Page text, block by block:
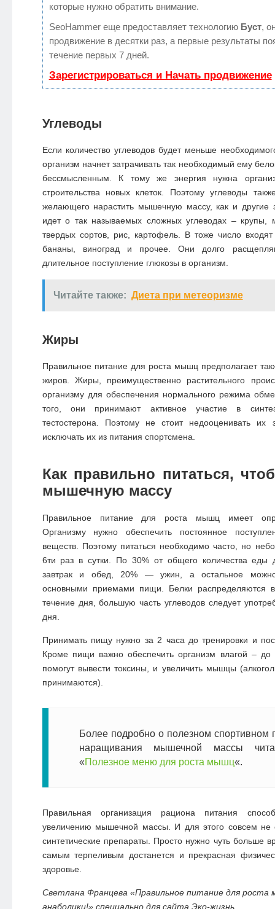
которые нужно обратить внимание.
SeoHammer еще предоставляет технологию Буст,
продвижение в десятки раз, а первые результаты
течение первых 7 дней.
Зарегистрироваться и Начать продвижение
Углеводы
Если количество углеводов будет меньше
организм начнет затрачивать так необходимый ему
бессмысленным. К тому же энергия нужна
строительства новых клеток. Поэтому углеводы
желающего нарастить мышечную массу, как и другие
идет о так называемых сложных углеводах – крупы,
твердых сортов, рис, картофель. В тоже число
бананы, виноград и прочее. Они долго
длительное поступление глюкозы в организм.
Читайте также: Диета при метеоризме
Жиры
Правильное питание для роста мышц предполагает
жиров. Жиры, преимущественно растительного
организму для обеспечения нормального режима
того, они принимают активное участие в
тестостерона. Поэтому не стоит недооценивать их
исключать их из питания спортсмена.
Как правильно питаться,
мышечную массу
Правильное питание для роста мышц имеет
Организму нужно обеспечить постоянное
веществ. Поэтому питаться необходимо часто, но
6ти раз в сутки. По 30% от общего количества еды
завтрак и обед, 20% — ужин, а остальное
основными приемами пищи. Белки распределяются
течение дня, большую часть углеводов следует
дня.
Принимать пищу нужно за 2 часа до тренировки и
Кроме пищи важно обеспечить организм влагой –
помогут вывести токсины, и увеличить мышцы
принимаются).
Более подробно о полезном спортивном
наращивания мышечной массы
«Полезное меню для роста мышц«.
Правильная организация рациона питания
увеличению мышечной массы. И для этого совсем не
синтетические препараты. Просто нужно чуть больше
самым терпеливым достанется и прекрасная
здоровье.
Светлана Францева «Правильное питание для роста
анаболики!» специально для сайта Эко-жизнь.